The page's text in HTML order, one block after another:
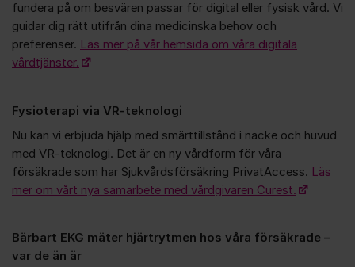
fundera på om besvären passar för digital eller fysisk vård. Vi
guidar dig rätt utifrån dina medicinska behov och
preferenser. Läs mer på vår hemsida om våra digitala
vårdtjänster.
Fysioterapi via VR-teknologi
Nu kan vi erbjuda hjälp med smärttillstånd i nacke och huvud
med VR-teknologi. Det är en ny vårdform för våra
försäkrade som har Sjukvårdsförsäkring PrivatAccess. Läs
mer om vårt nya samarbete med vårdgivaren Curest.
Bärbart EKG mäter hjärtrytmen hos våra försäkrade –
var de än är